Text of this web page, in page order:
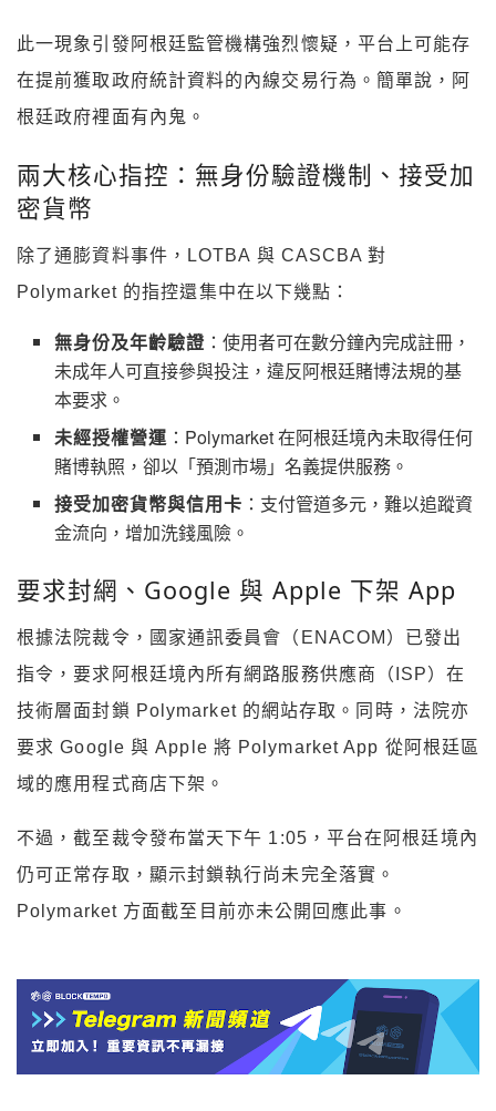
此一現象引發阿根廷監管機構強烈懷疑，平台上可能存
在提前獲取政府統計資料的內線交易行為。簡單說，阿
根廷政府裡面有內鬼。
兩大核心指控：無身份驗證機制、接受加
密貨幣
除了通膨資料事件，LOTBA 與 CASCBA 對
Polymarket 的指控還集中在以下幾點：
無身份及年齡驗證 ：使用者可在數分鐘內完成註冊，
未成年人可直接參與投注，違反阿根廷賭博法規的基
本要求。
未經授權營運 ：Polymarket 在阿根廷境內未取得任何
賭博執照，卻以「預測市場」名義提供服務。
接受加密貨幣與信用卡 ：支付管道多元，難以追蹤資
金流向，增加洗錢風險。
要求封網、Google 與 Apple 下架 App
根據法院裁令，國家通訊委員會（ENACOM）已發出
指令，要求阿根廷境內所有網路服務供應商（ISP）在
技術層面封鎖 Polymarket 的網站存取。同時，法院亦
要求 Google 與 Apple 將 Polymarket App 從阿根廷區
域的應用程式商店下架。
不過，截至裁令發布當天下午 1:05，平台在阿根廷境內
仍可正常存取，顯示封鎖執行尚未完全落實。
Polymarket 方面截至目前亦未公開回應此事。